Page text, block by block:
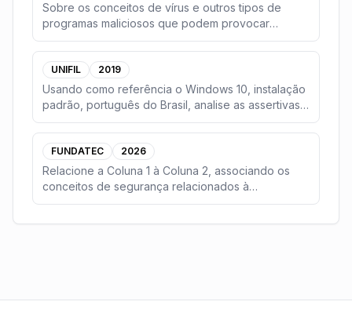
Sobre os conceitos de vírus e outros tipos de
programas maliciosos que podem provocar
ataques em um...
UNIFIL 2019
Usando como referência o Windows 10, instalação
padrão, português do Brasil, analise as assertivas
e...
FUNDATEC 2026
Relacione a Coluna 1 à Coluna 2, associando os
conceitos de segurança relacionados à
Inteligência Ar...